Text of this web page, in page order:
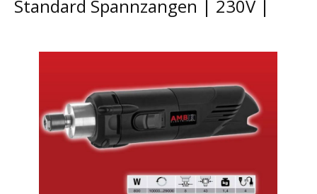
Standard Spannzangen | 230V |